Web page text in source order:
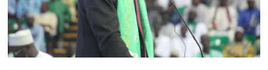
Eskişehir Müftülüğü
Gaziantep Müftülüğü